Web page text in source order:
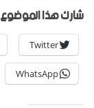
شارك هذا
Twitter
WhatsApp